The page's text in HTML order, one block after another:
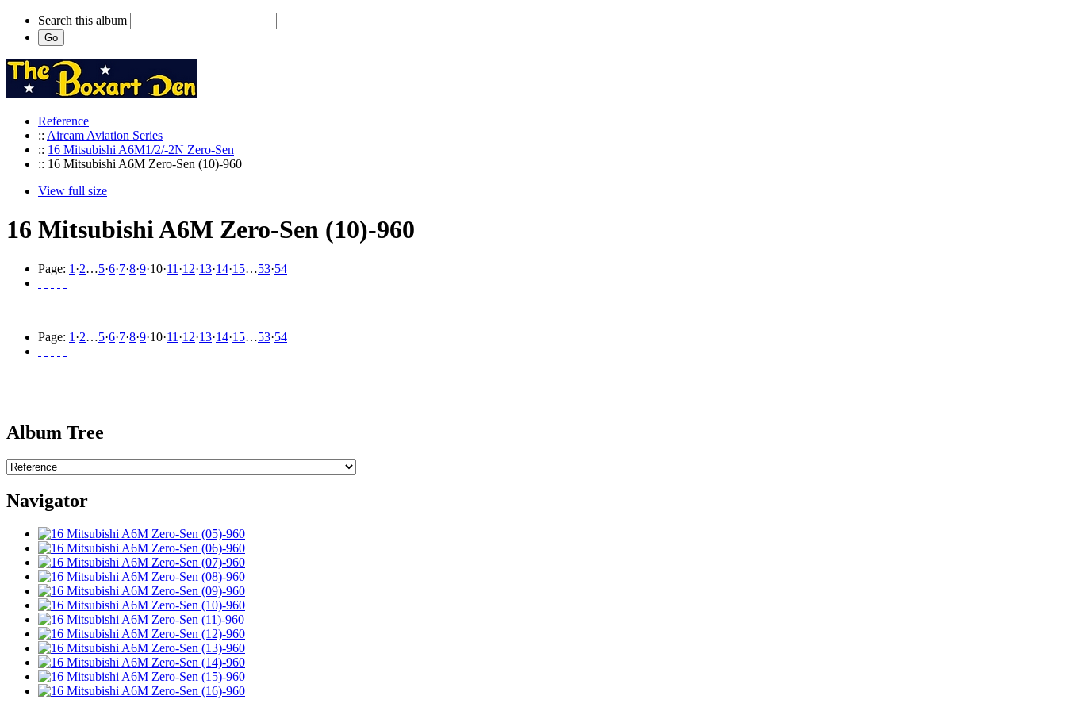
Search this album
Reference
:: Aircam Aviation Series
:: 16 Mitsubishi A6M1/2/-2N Zero-Sen
:: 16 Mitsubishi A6M Zero-Sen (10)-960
View full size
16 Mitsubishi A6M Zero-Sen (10)-960
Page: 1 ·2…5·6·7·8·9·10·11 ·12·13·14·15…53·54
Page: 1 ·2…5·6·7·8·9·10·11 ·12·13·14·15…53·54
Album Tree
Navigator